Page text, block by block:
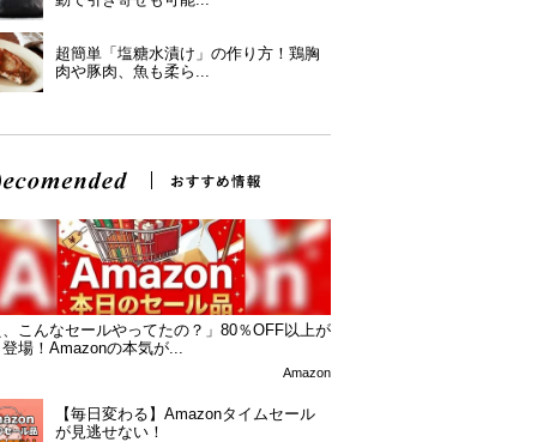
超簡単「塩糖水漬け」の作り方！鶏胸
肉や豚肉、魚も柔ら...
こんなセールやってたの？」80％OFF以上が
場！Amazonの本気が...
Amazon
【毎日変わる】Amazonタイムセール
が見逃せない！